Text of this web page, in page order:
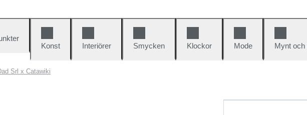
Konst
Interiörer Smycken Klockor Mode Mynt
Srl x Catawiki